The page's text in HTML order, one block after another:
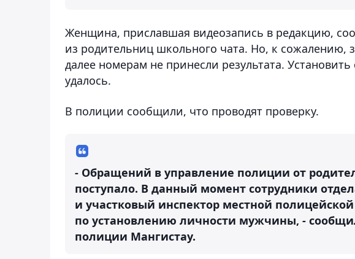
Женщина, приславшая видеозапись в редакцию,
из родительниц школьного чата. Но, к сожалению,
далее номерам не принесли результата.
удалось.
В полиции сообщили, что проводят проверку.
- Обращений в управление полиции от
поступало. В данный момент сотрудники
и участковый инспектор местной
по установлению личности мужчины, -
полиции Мангистау.